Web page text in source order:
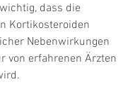
dass die
Kortikosteroiden
Nebenwirkungen
von erfahrenen Ärzten